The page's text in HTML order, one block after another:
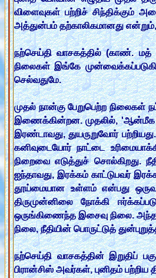
விளைவுகள் பற்றிச் சிந்திக்கும்
அத்துன்பம் தற்காலிகமானது
நற்செய்தி வாசகத்தில் (காண். மத்
நிலைகள் இங்கே
செல்வதுமே.
முதல் நான்கு பேறுபெற்ற நிலைகள்
இணைக்கின்றன. முதலில், 'ஆன்மீக
இரண்டாவது, துயருறுவோர்
கனிவுடையோர் நாட்டை
நிறைவை எடுத்துச் சொல்கிறது.
ஐந்தாவது, இரக்கம் காட்டுபவர்
தூய்மையான உள்ளம் என்பது
திருமுன்னிலை நோக்கி
ஒருங்கிணைந்த இசைவு நிலை.
நிலை, நீதியின் பொருட்டுத்
நற்செய்தி வாசகத்தின் இறுதிப்
பிரான்சிஸ் அவர்கள், புனிதம் பற்றிய